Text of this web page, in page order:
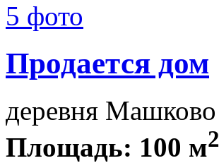
5 фото
Продается дом
деревня Машково
Площадь: 100 м2